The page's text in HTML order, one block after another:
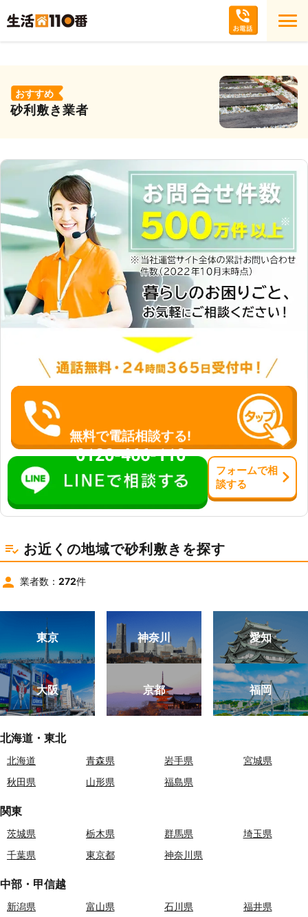
おすすめ
砂利敷き業者
無料で電話相談する!
0120-466-110
フォームで相
談する
お近くの地域で砂利敷きを探す
業者数： 272件
東京 神奈川 愛知
大阪 京都 福岡
北海道・東北
北海道 青森県 岩手県
宮城県
秋田県
山形県 福島県
関東
茨城県 栃木県 群馬県
埼玉県
千葉県
東京都 神奈川県
中部・甲信越
新潟県 富山県 石川県
福井県